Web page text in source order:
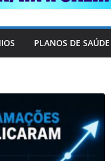
PLANOS DE SAÚDE